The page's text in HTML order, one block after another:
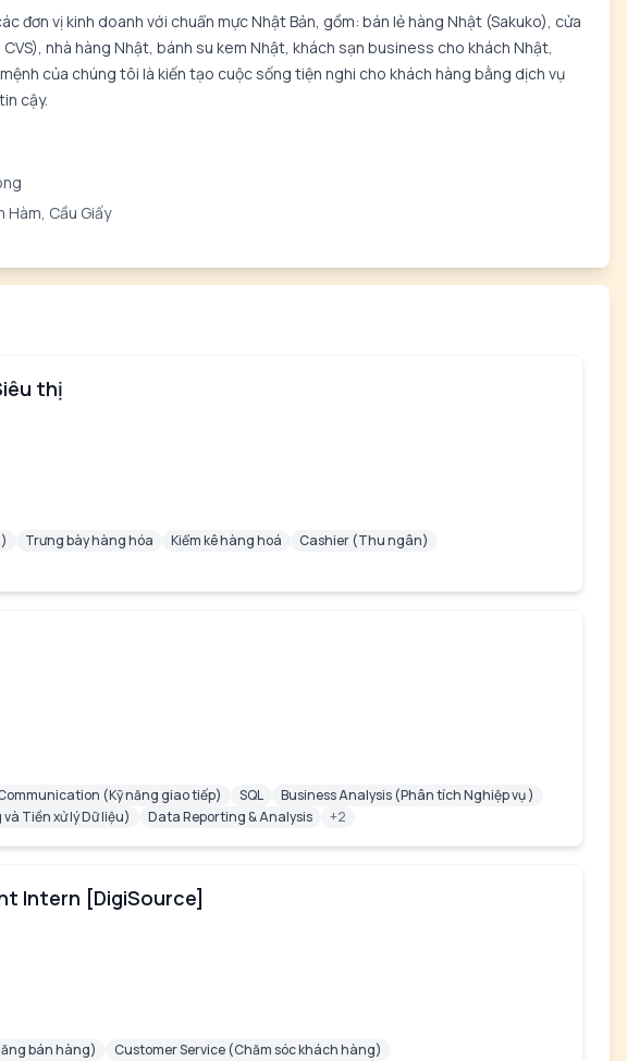
đơn vị kinh doanh với chuẩn mực Nhật Bản, gồm: bán lẻ hàng Nhật (Sakuko), cửa
nhà hàng Nhật, bánh su kem Nhật, khách sạn business cho khách Nhật,
của chúng tôi là kiến tạo cuộc sống tiện nghi cho khách hàng bằng dịch vụ
cậy.
Hàm, Cầu Giấy
thị
Trưng bày hàng hóa Kiểm kê hàng hoá
Cashier (Thu ngân)
(Kỹ năng giao tiếp) SQL
Business Analysis (Phân tích Nghiệp vụ )
Tiền xử lý Dữ liệu)
Data Reporting & Analysis +2
Intern [DigiSource]
bán hàng)
Customer Service (Chăm sóc khách hàng)